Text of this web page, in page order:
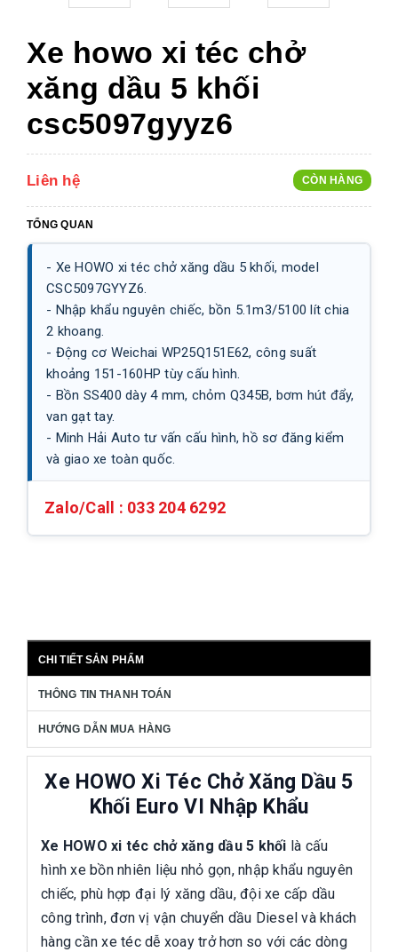
Xe howo xi téc chở
xăng dầu 5 khối
csc5097gyyz6
Liên hệ CÒN HÀNG
TỔNG QUAN
- Xe HOWO xi téc chở xăng dầu 5 khối, model
CSC5097GYYZ6.
- Nhập khẩu nguyên chiếc, bồn 5.1m3/5100 lít chia
2 khoang.
- Động cơ Weichai WP25Q151E62, công suất
khoảng 151-160HP tùy cấu hình.
- Bồn SS400 dày 4 mm, chỏm Q345B, bơm hút đẩy,
van gạt tay.
- Minh Hải Auto tư vấn cấu hình, hồ sơ đăng kiểm
và giao xe toàn quốc.
Zalo/Call : 033 204 6292
CHI TIẾT SẢN PHẨM
THÔNG TIN THANH TOÁN
HƯỚNG DẪN MUA HÀNG
Xe HOWO Xi Téc Chở Xăng Dầu 5
Khối Euro VI Nhập Khẩu
Xe HOWO xi téc chở xăng dầu 5 khối là cấu
hình xe bồn nhiên liệu nhỏ gọn, nhập khẩu nguyên
chiếc, phù hợp đại lý xăng dầu, đội xe cấp dầu
công trình, đơn vị vận chuyển dầu Diesel và khách
hàng cần xe téc dễ xoay trở hơn so với các dòng